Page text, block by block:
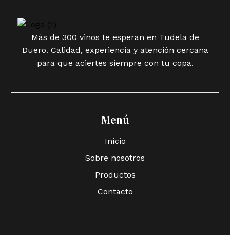
Más de 300 vinos te esperan en Tudela de
Duero. Calidad, experiencia y atención cercana
para que aciertes siempre con tu copa.
Menú
Inicio
Sobre nosotros
Productos
Contacto